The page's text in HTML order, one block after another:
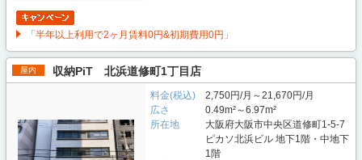
「半年以上利用で2ヶ月賃料0円&初期費用0円」
屋内 収納PiT 北浜道修町1丁目店
料金(税込)
2,750円/月～21,670円/月
広さ
0.49m²～6.97m²
所在地
大阪府大阪市中央区道修町1-5-7
ピカソ北浜ビル 地下1階・中地下
1階